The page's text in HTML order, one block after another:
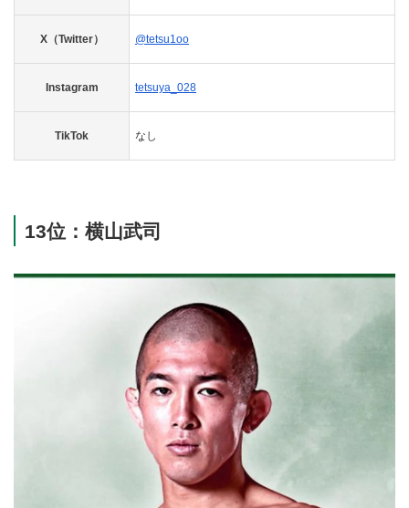
X（Twitter） @tetsu1oo
Instagram tetsuya_028
TikTok なし
13位：横山武司